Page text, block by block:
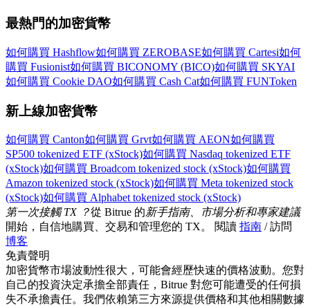
最熱門的加密貨幣
如何購買 Hashflow如何購買 ZEROBASE如何購買 Cartesi如何
購買 Fusionist如何購買 BICONOMY (BICO)如何購買 SKYAI
如何購買 Cookie DAO如何購買 Cash Cat如何購買 FUNToken
新上線加密貨幣
如何購買 Canton如何購買 Grvt如何購買 AEON如何購買
SP500 tokenized ETF (xStock)如何購買 Nasdaq tokenized ETF
(xStock)如何購買 Broadcom tokenized stock (xStock)如何購買
Amazon tokenized stock (xStock)如何購買 Meta tokenized stock
(xStock)如何購買 Alphabet tokenized stock (xStock)
第一次接觸 TX ？從 Bitrue 的新手指南、市場分析和專家建議
開始，自信地購買、交易和管理您的 TX。 閱讀 指南 / 訪問
博客
免責聲明
加密貨幣市場波動性很大，可能會經歷快速的價格波動。您對
自己的投資決定承擔全部責任，Bitrue 對您可能遭受的任何損
失不承擔責任。我們依賴第三方來源提供價格和其他相關數據